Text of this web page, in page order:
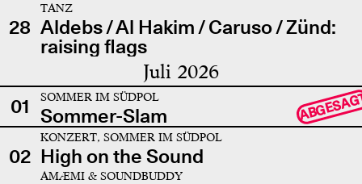
28
TANZ
Aldebs / Al Hakim / Caruso / Zünd:
raising flags
Juli 2026
01 SOMMER IM SÜDPOL
Sommer-Slam
02
KONZERT, SOMMER IM SÜDPOL
High on the Sound
AMÆMI & SOUNDBUDDY